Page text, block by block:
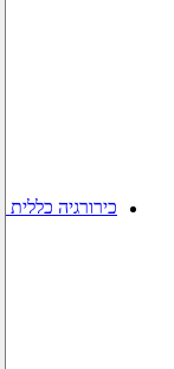
כירורגיה כללית